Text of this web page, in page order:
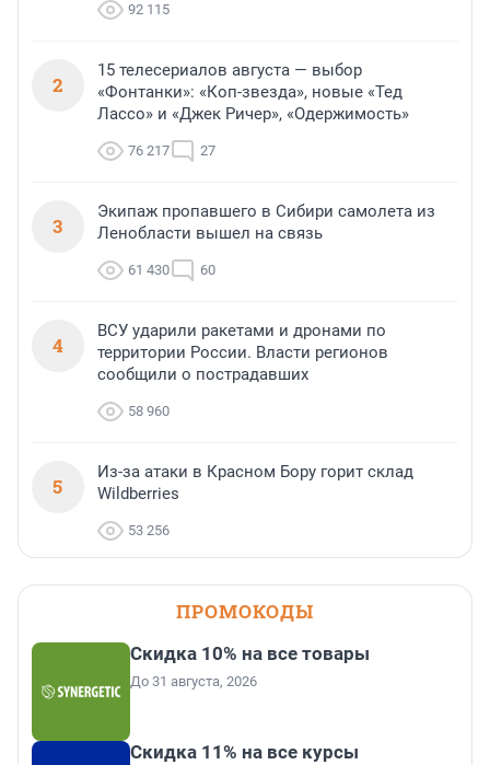
92 115
2
15 телесериалов августа — выбор
«Фонтанки»: «Коп-звезда», новые «Тед
Лассо» и «Джек Ричер», «Одержимость»
76 217 27
3
Экипаж пропавшего в Сибири самолета из
Ленобласти вышел на связь
61 430 60
4
ВСУ ударили ракетами и дронами по
территории России. Власти регионов
сообщили о пострадавших
58 960
5
Из-за атаки в Красном Бору горит склад
Wildberries
53 256
ПРОМОКОДЫ
Скидка 10% на все товары
До 31 августа, 2026
Скидка 11% на все курсы